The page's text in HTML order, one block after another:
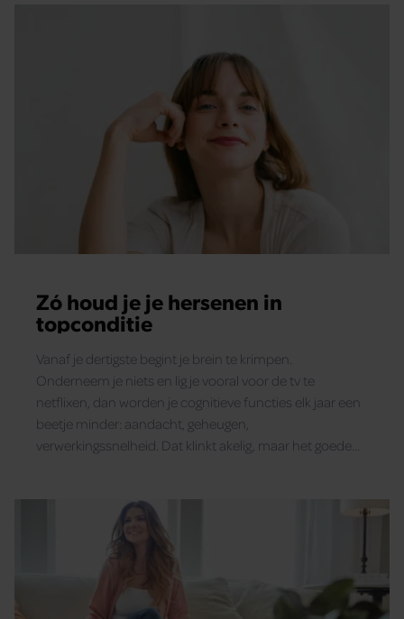
Zó houd je je hersenen in
topconditie
Vanaf je dertigste begint je brein te krimpen.
Onderneem je niets en lig je vooral voor de tv te
netflixen, dan worden je cognitieve functies elk jaar een
beetje minder: aandacht, geheugen,
verwerkingssnelheid. Dat klinkt akelig, maar het goede